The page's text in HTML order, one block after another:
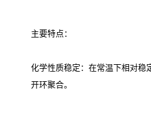
主要特点：
化学性质稳定：在常温下相对稳
开环聚合。